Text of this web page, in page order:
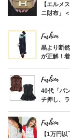
【エルメ
ニ財布」
Fashion
黒より断
が正解！
Fashion
40代「パ
チ押し、
Fashion
【1万円